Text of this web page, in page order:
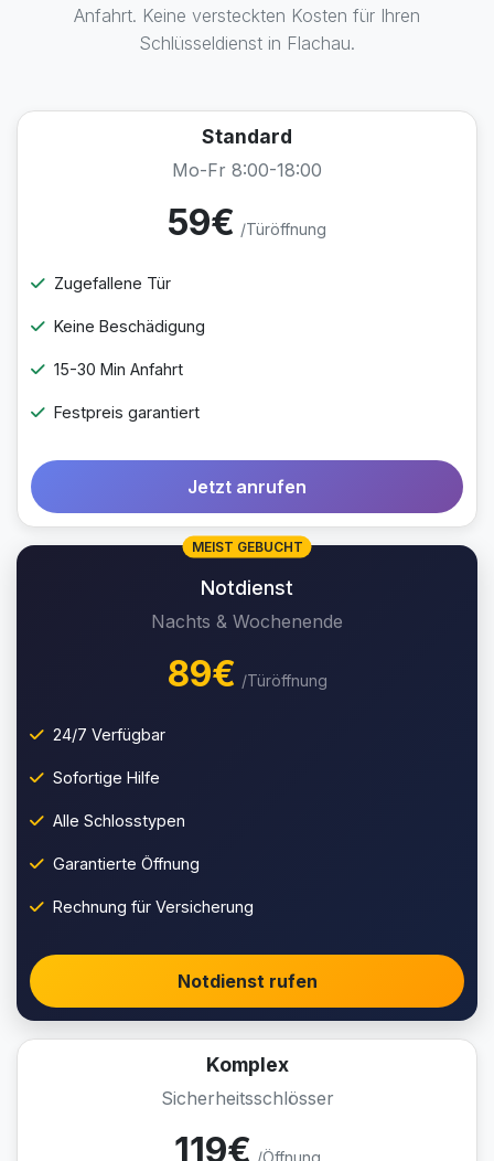
Anfahrt. Keine versteckten Kosten für Ihren
Schlüsseldienst in Flachau.
Standard
Mo-Fr 8:00-18:00
59€ /Türöffnung
Zugefallene Tür
Keine Beschädigung
15-30 Min Anfahrt
Festpreis garantiert
Jetzt anrufen
MEIST GEBUCHT
Notdienst
Nachts & Wochenende
89€ /Türöffnung
24/7 Verfügbar
Sofortige Hilfe
Alle Schlosstypen
Garantierte Öffnung
Rechnung für Versicherung
Notdienst rufen
Komplex
Sicherheitsschlösser
119€ /Öffnung